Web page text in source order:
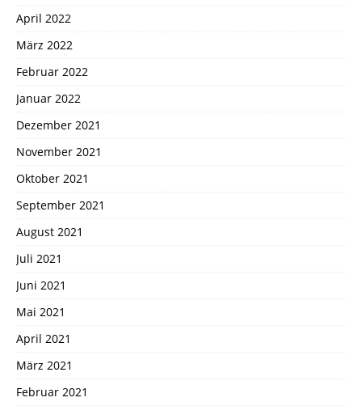
April 2022
März 2022
Februar 2022
Januar 2022
Dezember 2021
November 2021
Oktober 2021
September 2021
August 2021
Juli 2021
Juni 2021
Mai 2021
April 2021
März 2021
Februar 2021